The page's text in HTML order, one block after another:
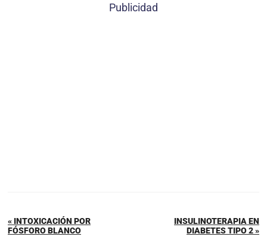
Publicidad
« INTOXICACIÓN POR
FÓSFORO BLANCO
INSULINOTERAPIA EN
DIABETES TIPO 2 »